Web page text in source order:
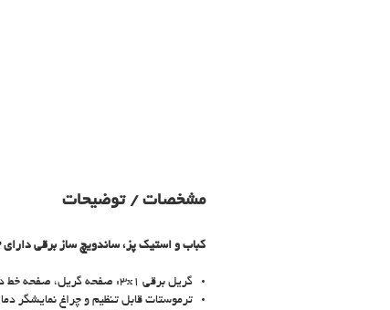
مشخصات / توضیحات
کباب و استیک پز، ساندویچ ساز برقی دارای 3حالت پخت
گریل برقی 3x1: صفحه گریل، صفحه خط دار باربیکیو، صفحه اضافه شونده خط دار
ترموستات قابل تنظیم و چراغ نمایشگر دما